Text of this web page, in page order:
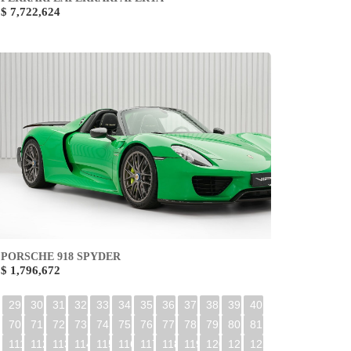
$ 7,722,624
PORSCHE 918 SPYDER
$ 1,796,672
29 30 31 32 33 34 35 36 37 38 39
40
70
71 72 73 74 75 76 77 78 79 80
81
111 112 113 114 115 116 117 118 119 120 121 122